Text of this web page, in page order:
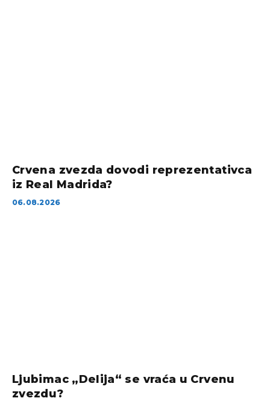
Crvena zvezda dovodi reprezentativca
iz Real Madrida?
06.08.2026
Ljubimac „Delija“ se vraća u Crvenu
zvezdu?